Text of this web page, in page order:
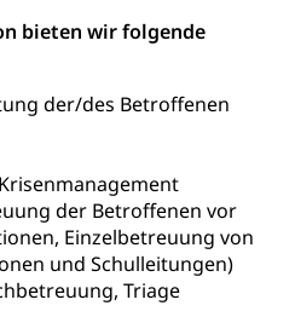
bieten wir folgende
der/des Betroffenen
der Betroffenen vor
Einzelbetreuung von
und Schulleitungen)
Triage
Schulsport
Jahr
& Basisstufe
parallele Einfuhr,
Erschöpfung,
Preisabsprache, Kartell,